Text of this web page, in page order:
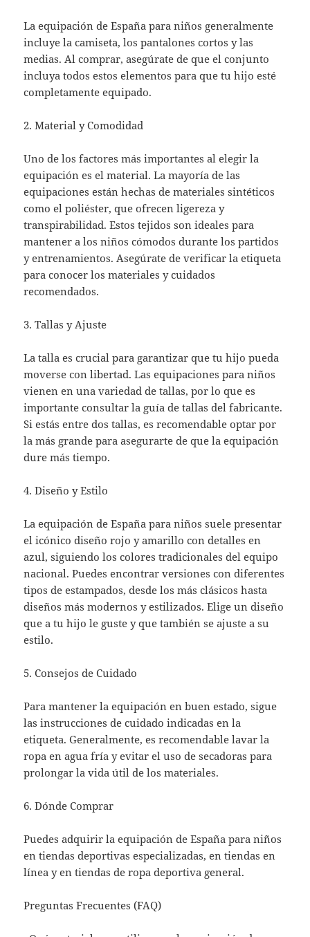
La equipación de España para niños generalmente
incluye la camiseta, los pantalones cortos y las
medias. Al comprar, asegúrate de que el conjunto
incluya todos estos elementos para que tu hijo esté
completamente equipado.
2. Material y Comodidad
Uno de los factores más importantes al elegir la
equipación es el material. La mayoría de las
equipaciones están hechas de materiales sintéticos
como el poliéster, que ofrecen ligereza y
transpirabilidad. Estos tejidos son ideales para
mantener a los niños cómodos durante los partidos
y entrenamientos. Asegúrate de verificar la etiqueta
para conocer los materiales y cuidados
recomendados.
3. Tallas y Ajuste
La talla es crucial para garantizar que tu hijo pueda
moverse con libertad. Las equipaciones para niños
vienen en una variedad de tallas, por lo que es
importante consultar la guía de tallas del fabricante.
Si estás entre dos tallas, es recomendable optar por
la más grande para asegurarte de que la equipación
dure más tiempo.
4. Diseño y Estilo
La equipación de España para niños suele presentar
el icónico diseño rojo y amarillo con detalles en
azul, siguiendo los colores tradicionales del equipo
nacional. Puedes encontrar versiones con diferentes
tipos de estampados, desde los más clásicos hasta
diseños más modernos y estilizados. Elige un diseño
que a tu hijo le guste y que también se ajuste a su
estilo.
5. Consejos de Cuidado
Para mantener la equipación en buen estado, sigue
las instrucciones de cuidado indicadas en la
etiqueta. Generalmente, es recomendable lavar la
ropa en agua fría y evitar el uso de secadoras para
prolongar la vida útil de los materiales.
6. Dónde Comprar
Puedes adquirir la equipación de España para niños
en tiendas deportivas especializadas, en tiendas en
línea y en tiendas de ropa deportiva general.
Preguntas Frecuentes (FAQ)